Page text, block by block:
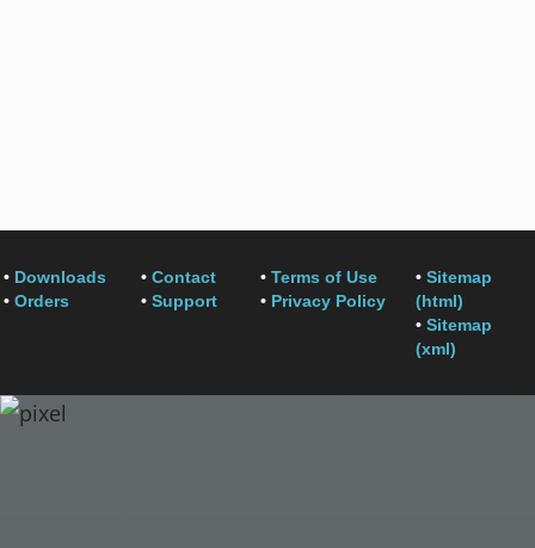
• Downloads
• Orders
• Contact
• Support
• Terms of Use
• Privacy Policy
• Sitemap
(html)
• Sitemap
(xml)